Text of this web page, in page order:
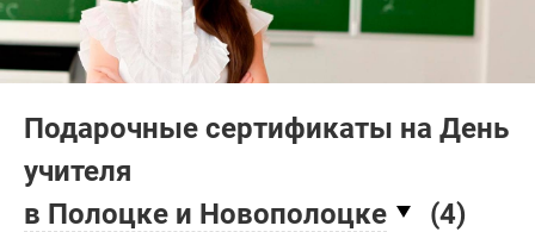
Подарочные сертификаты на День
учителя
в Полоцке и Новополоцке
(4)